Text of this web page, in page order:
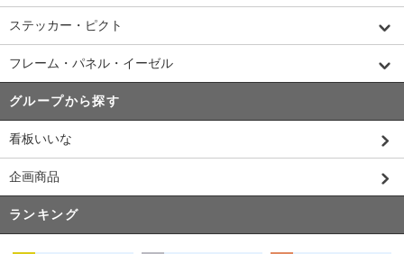
ステッカー・ピクト
フレーム・パネル・イーゼル
グループから探す
看板いいな
企画商品
ランキング